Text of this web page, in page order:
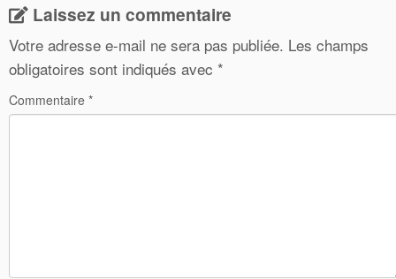
Laissez un commentaire
Votre adresse e-mail ne sera pas publiée. Les champs
obligatoires sont indiqués avec *
Commentaire *